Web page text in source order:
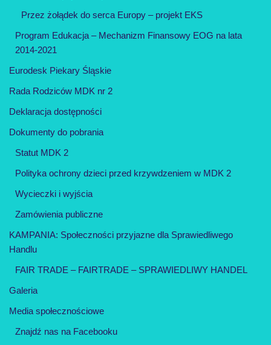
Przez żołądek do serca Europy – projekt EKS
Program Edukacja – Mechanizm Finansowy EOG na lata
2014-2021
Eurodesk Piekary Śląskie
Rada Rodziców MDK nr 2
Deklaracja dostępności
Dokumenty do pobrania
Statut MDK 2
Polityka ochrony dzieci przed krzywdzeniem w MDK 2
Wycieczki i wyjścia
Zamówienia publiczne
KAMPANIA: Społeczności przyjazne dla Sprawiedliwego
Handlu
FAIR TRADE – FAIRTRADE – SPRAWIEDLIWY HANDEL
Galeria
Media społecznościowe
Znajdź nas na Facebooku